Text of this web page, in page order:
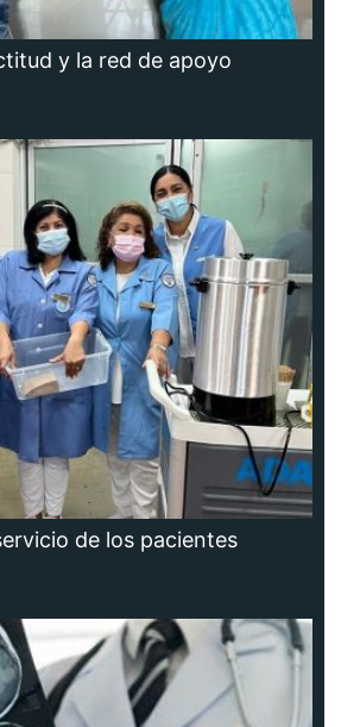
y la red de apoyo
de los pacientes